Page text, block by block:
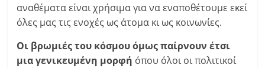
αναθέματα είναι χρήσιμα για να εναποθέτουμε εκεί
όλες μας τις ενοχές ως άτομα κι ως κοινωνίες.
Οι βρωμιές του κόσμου όμως παίρνουν έτσι
μια γενικευμένη μορφή όπου όλοι οι πολιτικοί